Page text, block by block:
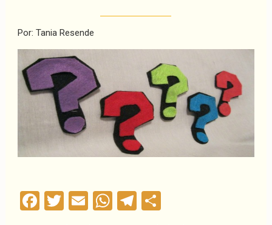
Por: Tania Resende
Facebook
Twitter
EmailWhatsApp
Telegram